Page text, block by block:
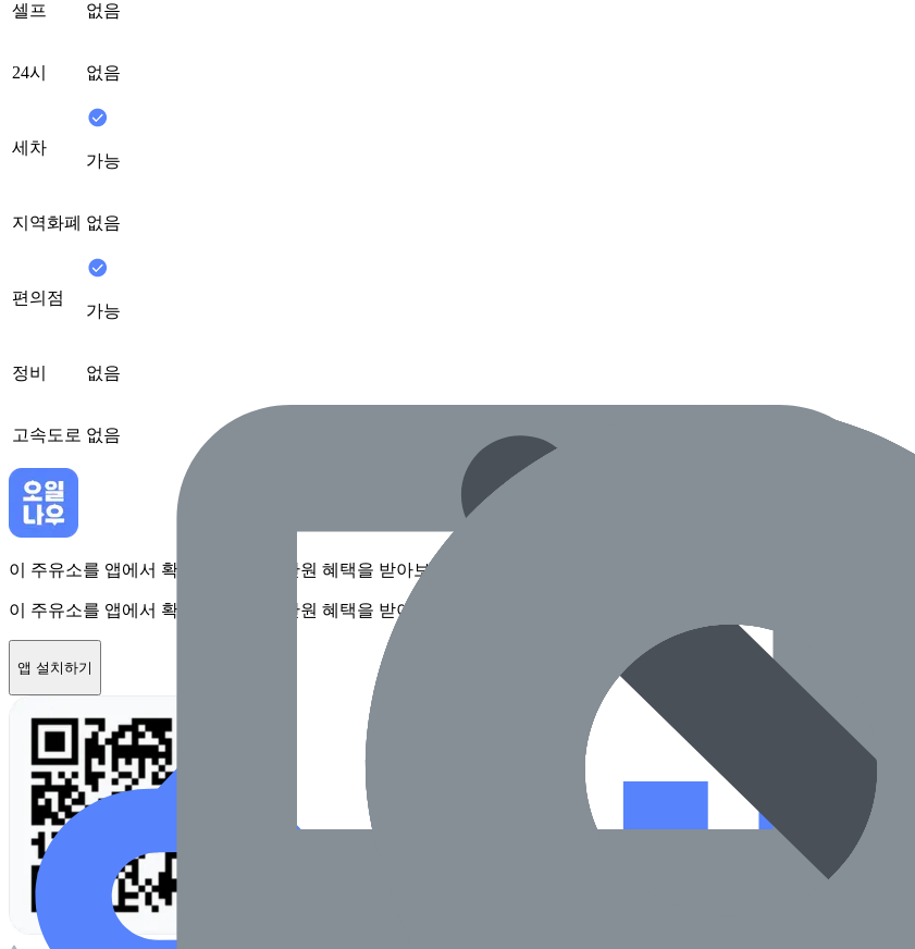
셀프 없음
24시 없음
세차
가능
지역화폐 없음
편의점
가능
정비 없음
고속도로 없음
이 주유소를 앱에서 확인하고 최대 1만원 혜택을 받아보세요
이 주유소를 앱에서 확인하고 최대 1만원 혜택을 받아보세요
앱 설치하기